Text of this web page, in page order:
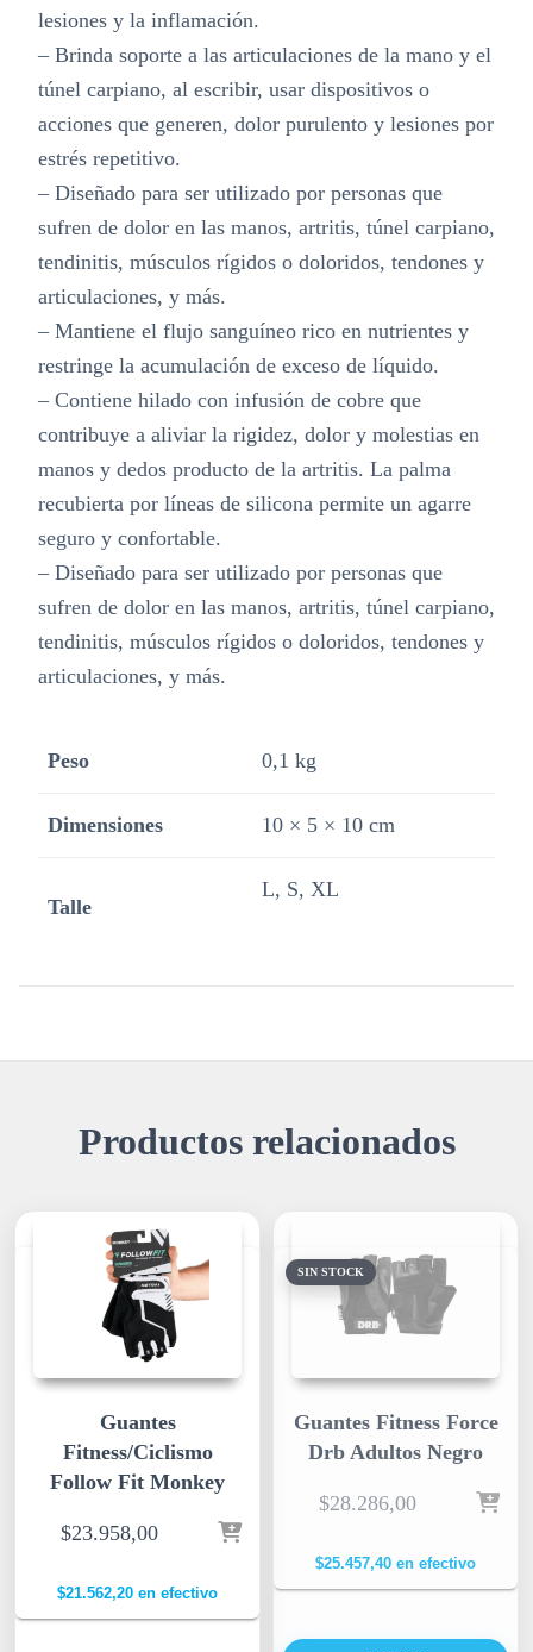
lesiones y la inflamación.
– Brinda soporte a las articulaciones de la mano y el
túnel carpiano, al escribir, usar dispositivos o
acciones que generen, dolor purulento y lesiones por
estrés repetitivo.
– Diseñado para ser utilizado por personas que
sufren de dolor en las manos, artritis, túnel carpiano,
tendinitis, músculos rígidos o doloridos, tendones y
articulaciones, y más.
– Mantiene el flujo sanguíneo rico en nutrientes y
restringe la acumulación de exceso de líquido.
– Contiene hilado con infusión de cobre que
contribuye a aliviar la rigidez, dolor y molestias en
manos y dedos producto de la artritis. La palma
recubierta por líneas de silicona permite un agarre
seguro y confortable.
– Diseñado para ser utilizado por personas que
sufren de dolor en las manos, artritis, túnel carpiano,
tendinitis, músculos rígidos o doloridos, tendones y
articulaciones, y más.
Peso 0,1 kg
Dimensiones 10 × 5 × 10 cm
Talle
L, S, XL
Productos relacionados
SIN STOCK
Guantes Fitness Force
Drb Adultos Negro
$28.286,00
$25.457,40 en efectivo
Guantes
Fitness/Ciclismo
Follow Fit Monkey
$23.958,00
$21.562,20 en efectivo